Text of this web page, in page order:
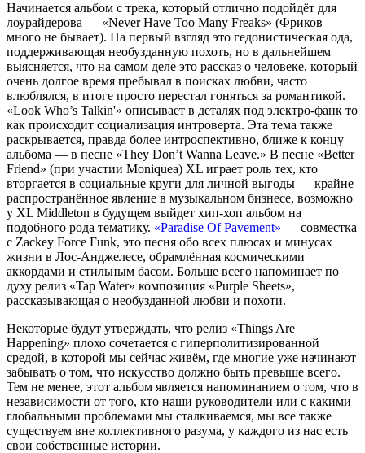
Начинается альбом с трека, который отлично подойдёт для
лоурайдерова — «Never Have Too Many Freaks» (Фриков
много не бывает). На первый взгляд это гедонистическая ода,
поддерживающая необузданную похоть, но в дальнейшем
выясняется, что на самом деле это рассказ о человеке, который
очень долгое время пребывал в поисках любви, часто
влюблялся, в итоге просто перестал гоняться за романтикой.
«Look Who’s Talkin'» описывает в деталях под электро-фанк то
как происходит социализация интроверта. Эта тема также
раскрывается, правда более интроспективно, ближе к концу
альбома — в песне «They Don’t Wanna Leave.» В песне «Better
Friend» (при участии Moniquea) XL играет роль тех, кто
вторгается в социальные круги для личной выгоды — крайне
распространённое явление в музыкальном бизнесе, возможно
у XL Middleton в будущем выйдет хип-хоп альбом на
подобного рода тематику. «Paradise Of Pavement» — совместка
с Zackey Force Funk, это песня обо всех плюсах и минусах
жизни в Лос-Анджелесе, обрамлённая космическими
аккордами и стильным басом. Больше всего напоминает по
духу релиз «Tap Water» композиция «Purple Sheets»,
рассказывающая о необузданной любви и похоти.
Некоторые будут утверждать, что релиз «Things Are
Happening» плохо сочетается с гиперполитизированной
средой, в которой мы сейчас живём, где многие уже начинают
забывать о том, что искусство должно быть превыше всего.
Тем не менее, этот альбом является напоминанием о том, что в
независимости от того, кто наши руководители или с какими
глобальными проблемами мы сталкиваемся, мы все также
существуем вне коллективного разума, у каждого из нас есть
свои собственные истории.